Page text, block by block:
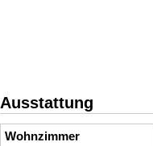
Ausstattung
Wohnzimmer